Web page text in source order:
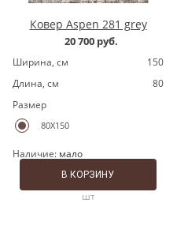
Ковер Aspen 281 grey
20 700 руб.
Ширина, cм
150
Длина, cм
80
Размер
80X150
Наличие: мало
шт
В КОРЗИНУ